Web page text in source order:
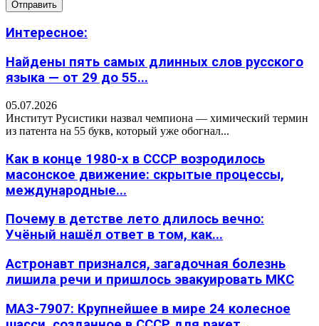
Интересное:
Найдены пять самых длинных слов русского
языка — от 29 до 55...
05.07.2026
Институт Русистики назвал чемпиона — химический термин
из патента на 55 букв, который уже обогнал...
Как в конце 1980-х в СССР возродилось
масонское движение: скрытые процессы,
международные...
Почему в детстве лето длилось вечно:
Учёный нашёл ответ в том, как...
Астронавт признался, загадочная болезнь
лишила речи и пришлось эвакуировать МКС
МАЗ-7907: Крупнейшее в мире 24 колесное